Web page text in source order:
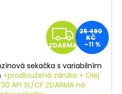
Z
D
A
ZDARMA
25 490
KČ
–11 %
sekačka s variabilním
+prodloužená záruka + Olej
API SL/CF ZDARMA na